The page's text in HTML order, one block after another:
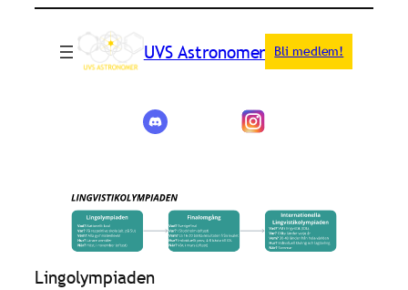
UVS Astronomer Bli medlem!
Lingolympiaden